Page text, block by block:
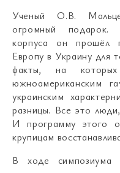
Ученый О.В.
огромный подарок.
корпуса он прошёл
Европу в Украину для
факты, на
южноамериканским
украинским
разницы. Все это
И программу этого
крупицам
В ходе